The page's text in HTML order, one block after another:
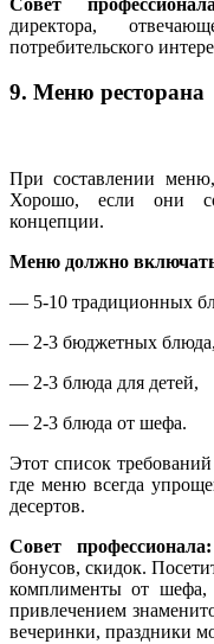
директора,
потребительского
9. Меню ресторана
При составлении
Хорошо, если они
концепции.
Меню должно
— 5-10 традиционных
— 2-3 бюджетных блюда,
— 2-3 блюда для детей,
— 2-3 блюда от шефа.
Этот список
где меню всегда
десертов.
Совет
бонусов, скидок.
комплименты от шефа,
привлечением
вечеринки, праздники